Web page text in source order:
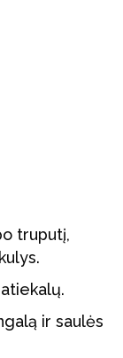
truputį,
ir saulės